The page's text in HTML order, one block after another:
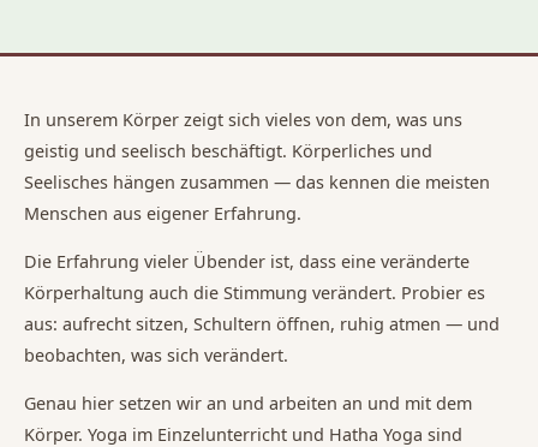
In unserem Körper zeigt sich vieles von dem, was uns
geistig und seelisch beschäftigt. Körperliches und
Seelisches hängen zusammen — das kennen die meisten
Menschen aus eigener Erfahrung.
Die Erfahrung vieler Übender ist, dass eine veränderte
Körperhaltung auch die Stimmung verändert. Probier es
aus: aufrecht sitzen, Schultern öffnen, ruhig atmen — und
beobachten, was sich verändert.
Genau hier setzen wir an und arbeiten an und mit dem
Körper. Yoga im Einzelunterricht und Hatha Yoga sind